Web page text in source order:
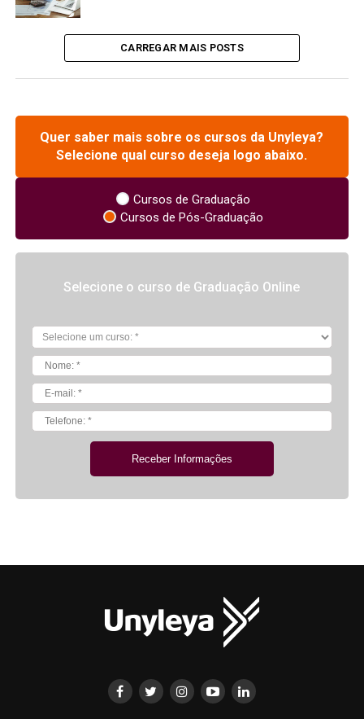
CARREGAR MAIS POSTS
Quer saber mais sobre os cursos da Unyleya?
Selecione qual curso deseja logo abaixo.
Cursos de Graduação
Cursos de Pós-Graduação
Selecione o curso de Graduação Online
Receber Informações